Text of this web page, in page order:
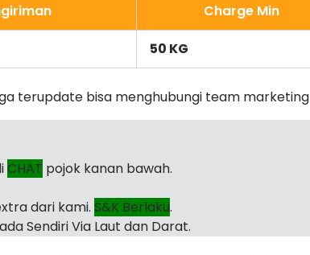
Charge Min
50 KG
terupdate bisa menghubungi team marketing
CHAT pojok kanan bawah.
dari kami. S&K Berlaku.
Sendiri Via Laut dan Darat.